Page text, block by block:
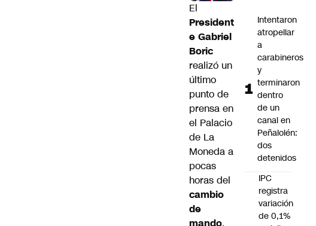
El
President
e Gabriel
Boric
realizó un
último
punto de
prensa en
el Palacio
de La
Moneda a
pocas
horas del
cambio
de
mando,
Intentaron
atropellar
a
carabineros
y
terminaron
dentro
de un
canal en
Peñalolén:
dos
detenidos
IPC
registra
variación
de 0,1%